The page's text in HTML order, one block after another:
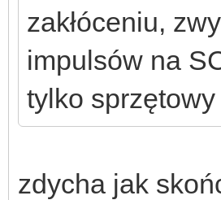
zakłóceniu,
impulsów na
tylko
zdycha jak